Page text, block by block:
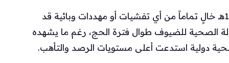
أعلنت وزارة الصحة السعودية أن موسم حج 1447هـ خالٍ تماماً من أي تفشيات أو مهددات وبائية قد
الصحية للضيوف طوال فترة الحج، رغم ما يشهده
دولية استدعت أعلى مستويات الرصد والتأهب.